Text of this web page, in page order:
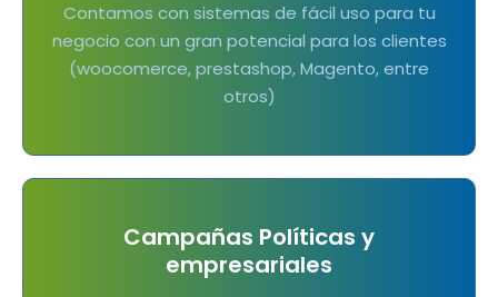
Contamos con sistemas de fácil uso para tu
negocio con un gran potencial para los clientes
(woocomerce, prestashop, Magento, entre
otros)
Campañas Políticas y
empresariales